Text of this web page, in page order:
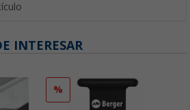
INTERESAR
%